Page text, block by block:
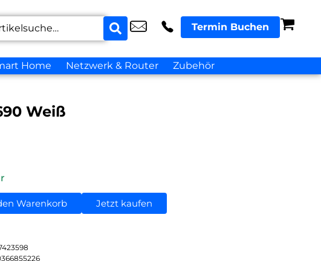
Termin Buchen
Home Netzwerk & Router Zubehör
Weiß
Warenkorb Jetzt kaufen